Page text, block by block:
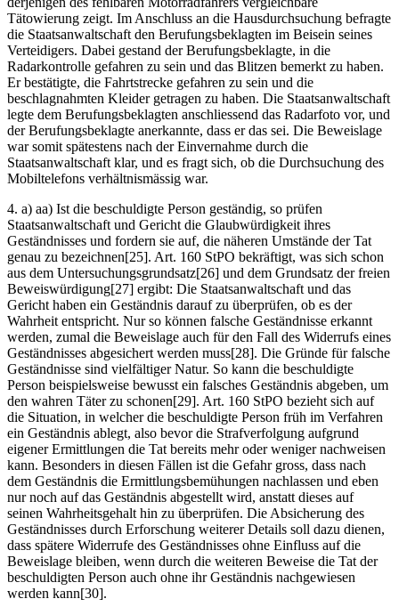
Tätowierung zeigt. Im Anschluss an die Hausdurchsuchung befragte
die Staatsanwaltschaft den Berufungsbeklagten im Beisein seines
Verteidigers. Dabei gestand der Berufungsbeklagte, in die
Radarkontrolle gefahren zu sein und das Blitzen bemerkt zu haben.
Er bestätigte, die Fahrtstrecke gefahren zu sein und die
beschlagnahmten Kleider getragen zu haben. Die Staatsanwaltschaft
legte dem Berufungsbeklagten anschliessend das Radarfoto vor, und
der Berufungsbeklagte anerkannte, dass er das sei. Die Beweislage
war somit spätestens nach der Einvernahme durch die
Staatsanwaltschaft klar, und es fragt sich, ob die Durchsuchung des
Mobiltelefons verhältnismässig war.
4. a) aa) Ist die beschuldigte Person geständig, so prüfen
Staatsanwaltschaft und Gericht die Glaubwürdigkeit ihres
Geständnisses und fordern sie auf, die näheren Umstände der Tat
genau zu bezeichnen[25]. Art. 160 StPO bekräftigt, was sich schon
aus dem Untersuchungsgrundsatz[26] und dem Grundsatz der freien
Beweiswürdigung[27] ergibt: Die Staatsanwaltschaft und das
Gericht haben ein Geständnis darauf zu überprüfen, ob es der
Wahrheit entspricht. Nur so können falsche Geständnisse erkannt
werden, zumal die Beweislage auch für den Fall des Widerrufs eines
Geständnisses abgesichert werden muss[28]. Die Gründe für falsche
Geständnisse sind vielfältiger Natur. So kann die beschuldigte
Person beispielsweise bewusst ein falsches Geständnis abgeben, um
den wahren Täter zu schonen[29]. Art. 160 StPO bezieht sich auf
die Situation, in welcher die beschuldigte Person früh im Verfahren
ein Geständnis ablegt, also bevor die Strafverfolgung aufgrund
eigener Ermittlungen die Tat bereits mehr oder weniger nachweisen
kann. Besonders in diesen Fällen ist die Gefahr gross, dass nach
dem Geständnis die Ermittlungsbemühungen nachlassen und eben
nur noch auf das Geständnis abgestellt wird, anstatt dieses auf
seinen Wahrheitsgehalt hin zu überprüfen. Die Absicherung des
Geständnisses durch Erforschung weiterer Details soll dazu dienen,
dass spätere Widerrufe des Geständnisses ohne Einfluss auf die
Beweislage bleiben, wenn durch die weiteren Beweise die Tat der
beschuldigten Person auch ohne ihr Geständnis nachgewiesen
werden kann[30].